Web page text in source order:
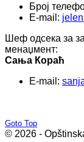
Број
E-mail:
Шеф одсека за
менаџмент:
Сања Кораћ
E-mail:
Goto Top
© 2026 -